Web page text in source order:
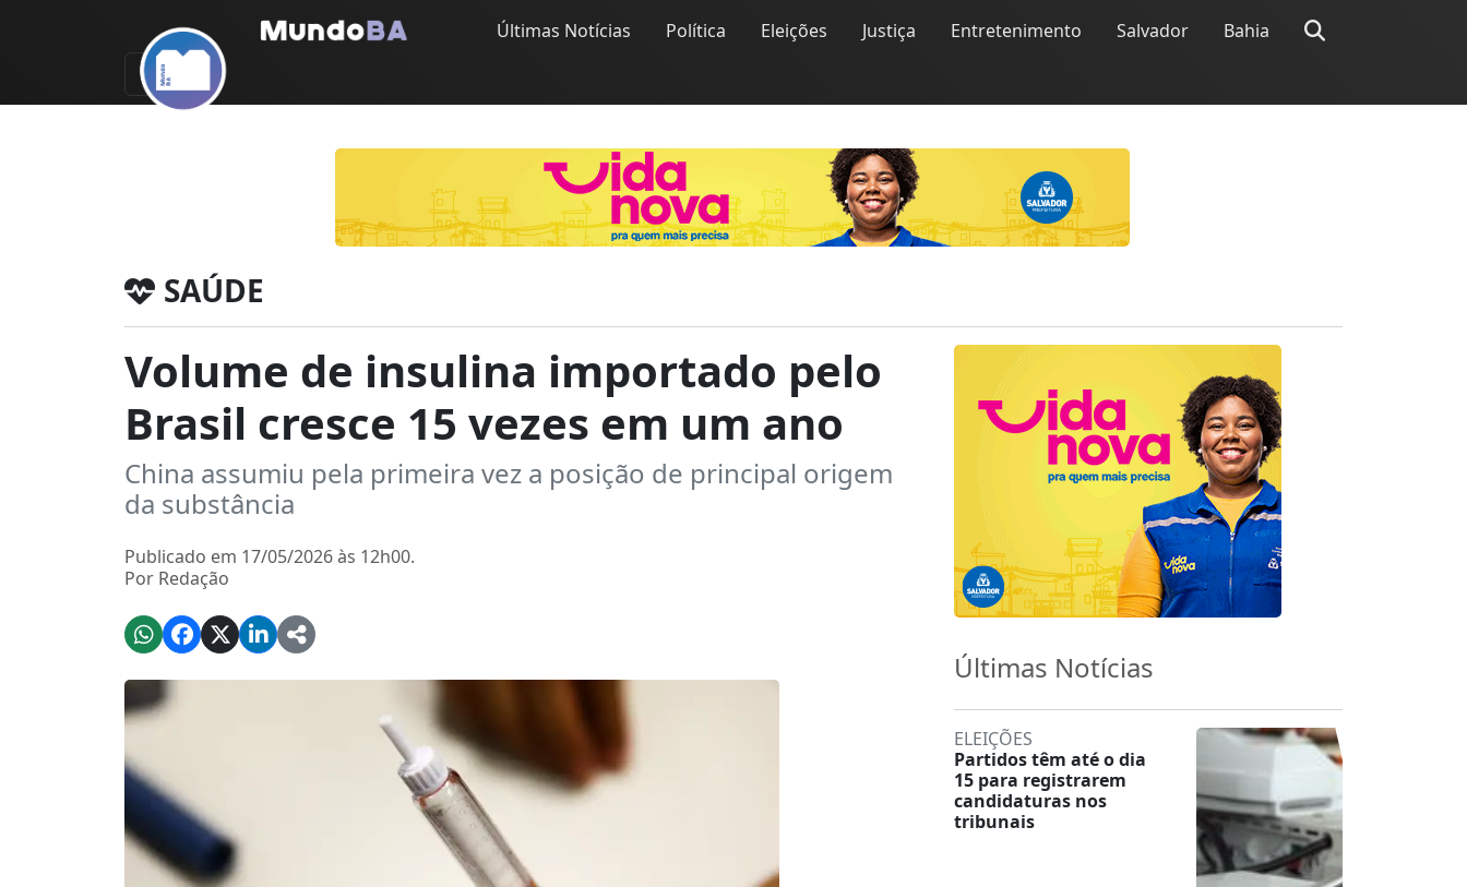
Últimas Notícias Política Eleições Justiça Entretenimento Salvador Bahia
SAÚDE
Volume de insulina importado pelo
Brasil cresce 15 vezes em um ano
China assumiu pela primeira vez a posição de principal origem
da substância
Publicado em 17/05/2026 às 12h00.
Por Redação
Últimas Notícias
ELEIÇÕES
Partidos têm até o dia
15 para registrarem
candidaturas nos
tribunais